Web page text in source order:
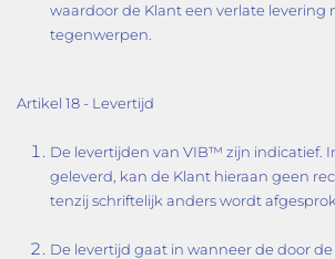
waardoor de Klant een verlate
tegenwerpen.
Artikel 18 - Levertijd
De levertijden van VIB™ zijn indicatief.
geleverd, kan de Klant hieraan geen
tenzij schriftelijk anders wordt
De levertijd gaat in wanneer de door